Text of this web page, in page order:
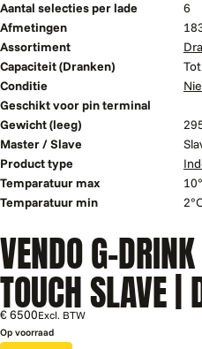
Aantal selecties per lade
6
Afmetingen
Assortiment
Capaciteit (Dranken)
Conditie
Geschikt voor pin terminal
Gewicht (leeg)
Master / Slave
Product type
Temparatuur max
Temparatuur min
VENDO G-
TOUCH SLAVE |
€ 6500Excl. BTW
Op voorraad